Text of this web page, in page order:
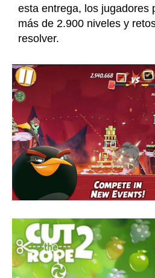
esta entrega, los jugadores
más de 2.900 niveles y
resolver.